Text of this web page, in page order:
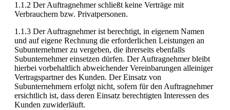
1.1.2 Der Auftragnehmer schließt keine Verträge mit
Verbrauchern bzw. Privatpersonen.
1.1.3 Der Auftragnehmer ist berechtigt, in eigenem Namen
und auf eigene Rechnung die erforderlichen Leistungen an
Subunternehmer zu vergeben, die ihrerseits ebenfalls
Subunternehmer einsetzen dürfen. Der Auftragnehmer bleibt
hierbei vorbehaltlich abweichender Vereinbarungen alleiniger
Vertragspartner des Kunden. Der Einsatz von
Subunternehmern erfolgt nicht, sofern für den Auftragnehmer
ersichtlich ist, dass deren Einsatz berechtigten Interessen des
Kunden zuwiderläuft.